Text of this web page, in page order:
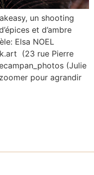
un shooting
et d’ambre
Elsa NOEL
(23 rue Pierre
(Julie
pour agrandir